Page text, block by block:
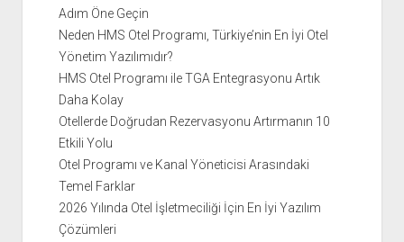
Adım Öne Geçin
Neden HMS Otel Programı, Türkiye’nin En İyi Otel
Yönetim Yazılımıdır?
HMS Otel Programı ile TGA Entegrasyonu Artık
Daha Kolay
Otellerde Doğrudan Rezervasyonu Artırmanın 10
Etkili Yolu
Otel Programı ve Kanal Yöneticisi Arasındaki
Temel Farklar
2026 Yılında Otel İşletmeciliği İçin En İyi Yazılım
Çözümleri